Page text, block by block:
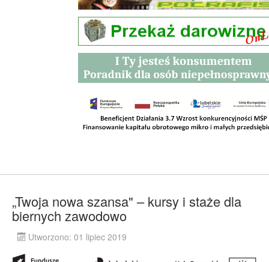
„Twoja nowa szansa" – kursy i staże dla
biernych zawodowo
Utworzono: 01 lipiec 2019